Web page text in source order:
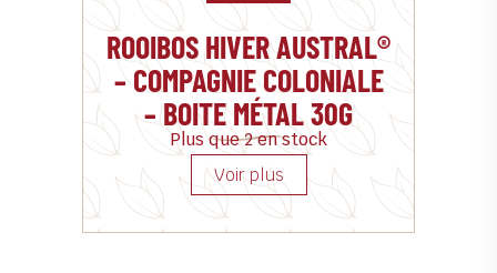
ROOIBOS HIVER AUSTRAL®
– COMPAGNIE COLONIALE
– BOITE MÉTAL 30G
Plus que 2 en stock